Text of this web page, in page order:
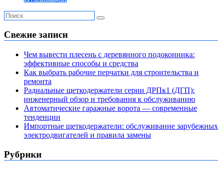
Свежие записи
Чем вывести плесень с деревянного подоконника:
эффективные способы и средства
Как выбрать рабочие перчатки для строительства и
ремонта
Радиальные щеткодержатели серии ДРПк1 (ДГП):
инженерный обзор и требования к обслуживанию
Автоматические гаражные ворота — современные
тенденции
Импортные щеткодержатели: обслуживание зарубежных
электродвигателей и правила замены
Рубрики